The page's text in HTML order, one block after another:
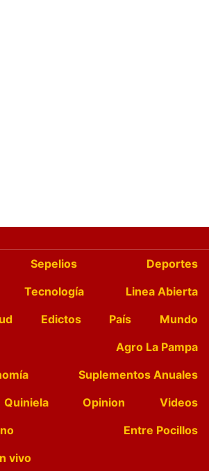
Sepelios
Deportes
Tecnología
Linea Abierta
Edictos País
Mundo
Agro La Pampa
Suplementos Anuales
Quiniela Opinion
Videos
Entre Pocillos
vivo